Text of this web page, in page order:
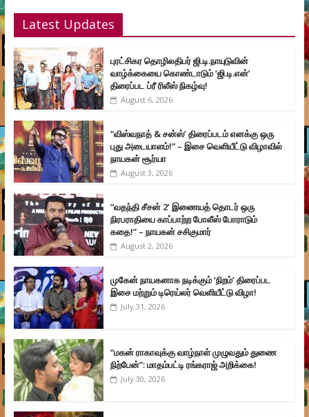
Latest Updates
புரட்சிகர தொழிலதிபர் ஜி.டி.நாயுடுவின்
வாழ்க்கையை கொண்டாடும் ‘ஜி.டி.என்’
திரைப்பட ப்ரீ ரிலீஸ் நிகழ்வு!
August 6, 2026
“விஸ்வநாத் & சன்ஸ்’ திரைப்படம் எனக்கு ஒரு
புது அடையாளம்!” – இசை வெளியீட்டு விழாவில்
நாயகன் சூர்யா
August 3, 2026
“வதந்தி சீசன் 2’ இணையத் தொடர் ஒரு
நிரபராதியை காப்பாற்ற போலீஸ் போராடும்
கதை!” – நாயகன் சசிகுமார்
August 2, 2026
முகேன் நாயகனாக நடிக்கும் ‘நிறம்’ திரைப்பட
இசை மற்றும் டிரெய்லர் வெளியீட்டு விழா!
July 31, 2026
“மகன் ராகாவுக்கு வாழ்நாள் முழுவதும் துணை
நிற்பேன்”: மாதம்பட்டி ரங்கராஜ் அறிக்கை!
July 30, 2026